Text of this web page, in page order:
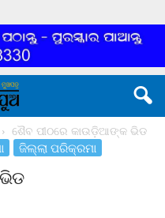
ଶୈବ ପୀଠରେ କାଉଡ଼ିଆଙ୍କ ଭିଡ
ଜିଲ୍ଲା ପରିକ୍ରମା